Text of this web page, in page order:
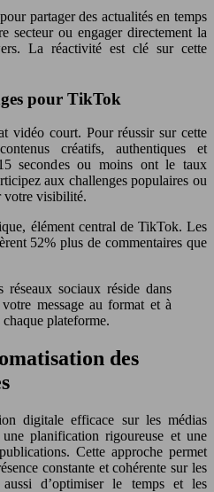
partager des actualités en temps
secteur ou engager directement la
La réactivité est clé sur cette
pour TikTok
vidéo court. Pour réussir sur cette
créatifs, authentiques et
secondes ou moins ont le taux
aux challenges populaires ou
votre visibilité.
élément central de TikTok. Les
52% plus de commentaires que
sociaux réside dans
message au format et à
plateforme.
des
digitale efficace sur les médias
planification rigoureuse et une
Cette approche permet
constante et cohérente sur les
d’optimiser le temps et les